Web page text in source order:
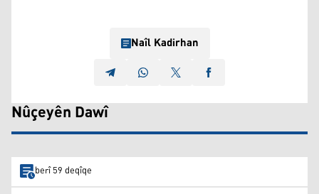
Naîl Kadirhan
Nûçeyên Dawî
berî 59 deqîqe